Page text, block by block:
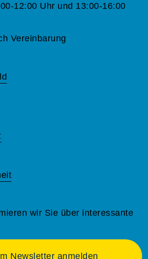
12:00 Uhr und 13:00-16:00
Vereinbarung
wir Sie über interessante
Newsletter anmelden